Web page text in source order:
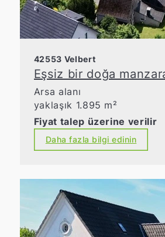
42553 Velbert
Arsa alanı
yaklaşık 1.895 m²
Fiyat talep üzerine verilir
Daha fazla bilgi edinin